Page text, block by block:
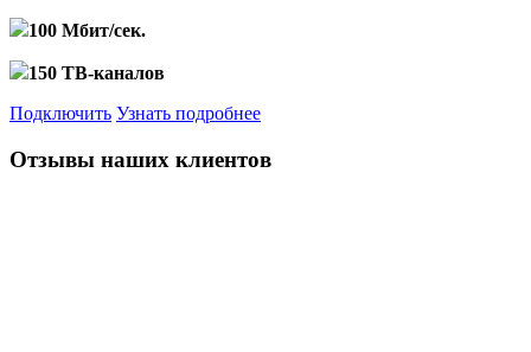
100 Мбит/сек.
150 ТВ-каналов
Подключить Узнать подробнее
Отзывы наших клиентов